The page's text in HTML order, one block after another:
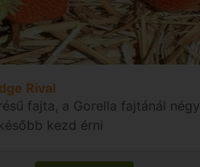
Rival
fajta, a Gorella fajtánál négy
kezd érni